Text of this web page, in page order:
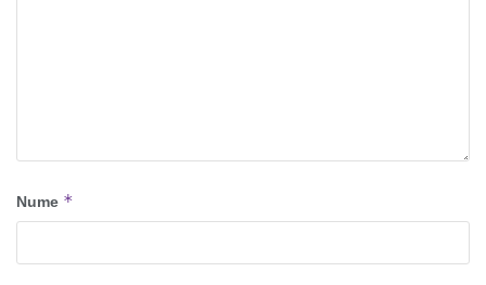
Nume *